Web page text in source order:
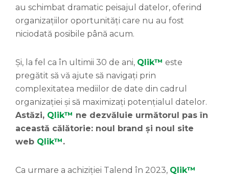
au schimbat dramatic peisajul datelor, oferind
organizațiilor oportunități care nu au fost
niciodată posibile până acum.
Și, la fel ca în ultimii 30 de ani, Qlik™ este
pregătit să vă ajute să navigați prin
complexitatea mediilor de date din cadrul
organizației și să maximizați potențialul datelor.
Astăzi, Qlik™ ne dezvăluie următorul pas în
această călătorie: noul brand și noul site
web Qlik™.
Ca urmare a achiziției Talend în 2023, Qlik™